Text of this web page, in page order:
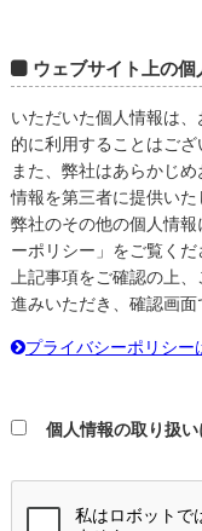
ウェブサイト上の
いただいた個人情報は
的に利用することはござ
また、弊社はあらかじ
情報を第三者に提供いた
弊社のその他の個人情
ーポリシー」をご覧くだ
上記事項をご確認の上
進みいただき、確認画面
プライバシーポリシー
個人情報の取り扱